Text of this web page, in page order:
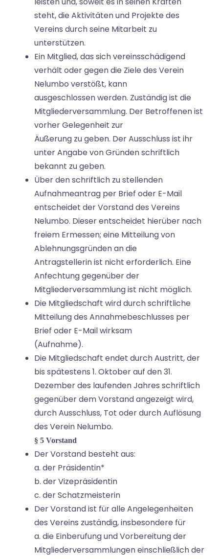
steht, die Aktivitäten und Projekte des
Vereins durch seine Mitarbeit zu
unterstützen.
Ein Mitglied, das sich vereinsschädigend
verhält oder gegen die Ziele des Verein
Nelumbo verstößt, kann
ausgeschlossen werden. Zuständig ist die
Mitgliederversammlung. Der Betroffenen ist
vorher Gelegenheit zur
Äußerung zu geben. Der Ausschluss ist ihr
unter Angabe von Gründen schriftlich
bekannt zu geben.
Über den schriftlich zu stellenden
Aufnahmeantrag per Brief oder E-Mail
entscheidet der Vorstand des Vereins
Nelumbo. Dieser entscheidet hierüber nach
freiem Ermessen; eine Mitteilung von
Ablehnungsgründen an die
Antragstellerin ist nicht erforderlich. Eine
Anfechtung gegenüber der
Mitgliederversammlung ist nicht möglich.
Die Mitgliedschaft wird durch schriftliche
Mitteilung des Annahmebeschlusses per
Brief oder E-Mail wirksam
(Aufnahme).
Die Mitgliedschaft endet durch Austritt, der
bis spätestens 1. Oktober auf den 31.
Dezember des laufenden Jahres schriftlich
gegenüber dem Vorstand angezeigt wird,
durch Ausschluss, Tot oder durch Auflösung
des Verein Nelumbo.
§ 5 Vorstand
Der Vorstand besteht aus:
a. der Präsidentin*
b. der Vizepräsidentin
c. der Schatzmeisterin
Der Vorstand ist für alle Angelegenheiten
des Vereins zuständig, insbesondere für
a. die Einberufung und Vorbereitung der
Mitgliederversammlungen einschließlich der